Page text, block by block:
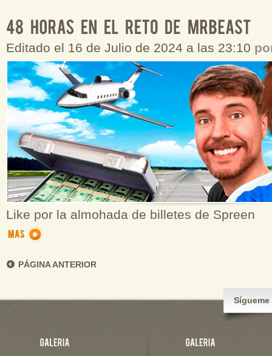
Editado el 16 de Julio de 2024 a las 23:10
Like por la almohada de billetes de Spreen
PÁGINA ANTERIOR
Sígueme